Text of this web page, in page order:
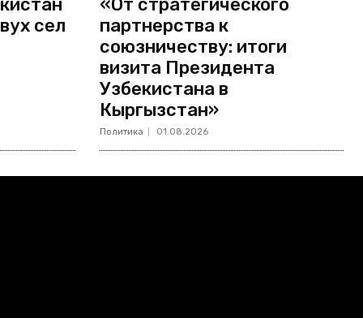
сел
«От стратегического
партнерства к
союзничеству: итоги
визита Президента
Узбекистана в
Кыргызстан»
Политика 01.08.2026